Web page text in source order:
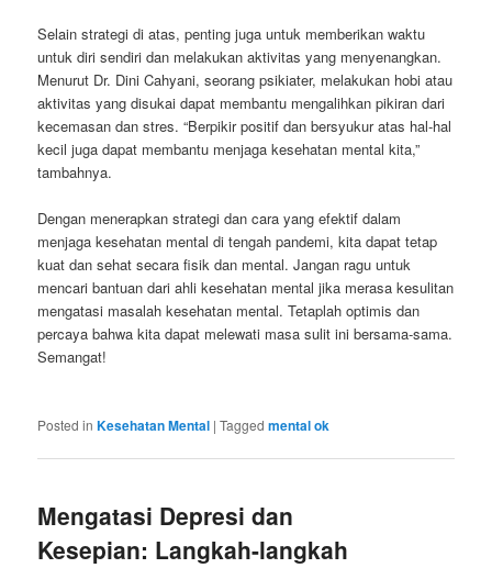
Selain strategi di atas, penting juga untuk memberikan waktu
untuk diri sendiri dan melakukan aktivitas yang menyenangkan.
Menurut Dr. Dini Cahyani, seorang psikiater, melakukan hobi atau
aktivitas yang disukai dapat membantu mengalihkan pikiran dari
kecemasan dan stres. “Berpikir positif dan bersyukur atas hal-hal
kecil juga dapat membantu menjaga kesehatan mental kita,”
tambahnya.
Dengan menerapkan strategi dan cara yang efektif dalam
menjaga kesehatan mental di tengah pandemi, kita dapat tetap
kuat dan sehat secara fisik dan mental. Jangan ragu untuk
mencari bantuan dari ahli kesehatan mental jika merasa kesulitan
mengatasi masalah kesehatan mental. Tetaplah optimis dan
percaya bahwa kita dapat melewati masa sulit ini bersama-sama.
Semangat!
Posted in Kesehatan Mental |Tagged mental ok
Mengatasi Depresi dan
Kesepian: Langkah-langkah